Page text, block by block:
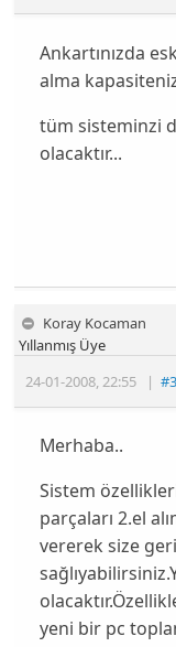
Ankartınızda
alma
tüm sisteminzi
olacaktır...
Koray Kocaman
24-01-2008,22:55 |#3
Yıllanmış Üye
Merhaba..
Sistem
parçaları 2.el
vererek size
yeni bir pc